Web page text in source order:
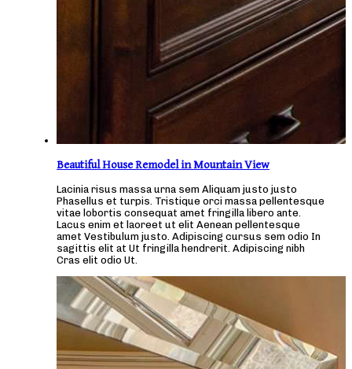
Beautiful House Remodel in Mountain View
Lacinia risus massa urna sem Aliquam justo justo
Phasellus et turpis. Tristique orci massa pellentesque
vitae lobortis consequat amet fringilla libero ante.
Lacus enim et laoreet ut elit Aenean pellentesque
amet Vestibulum justo. Adipiscing cursus sem odio In
sagittis elit at Ut fringilla hendrerit. Adipiscing nibh
Cras elit odio Ut.